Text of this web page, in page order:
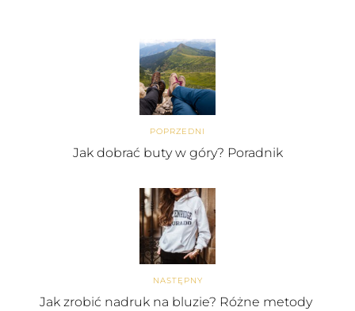
POPRZEDNI
Jak dobrać buty w góry? Poradnik
NASTĘPNY
Jak zrobić nadruk na bluzie? Różne metody